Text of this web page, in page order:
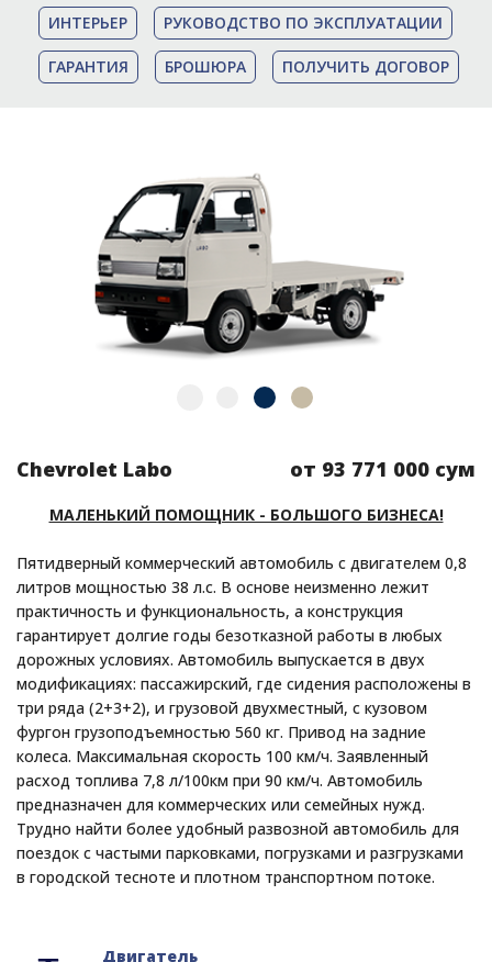
ИНТЕРЬЕР РУКОВОДСТВО ПО ЭКСПЛУАТАЦИИ
ГАРАНТИЯ БРОШЮРА ПОЛУЧИТЬ ДОГОВОР
Chevrolet Labo от 93 771 000 сум
МАЛЕНЬКИЙ ПОМОЩНИК - БОЛЬШОГО БИЗНЕСА!
Пятидверный коммерческий автомобиль с двигателем 0,8
литров мощностью 38 л.с. В основе неизменно лежит
практичность и функциональность, а конструкция
гарантирует долгие годы безотказной работы в любых
дорожных условиях. Автомобиль выпускается в двух
модификациях: пассажирский, где сидения расположены в
три ряда (2+3+2), и грузовой двухместный, с кузовом
фургон грузоподъемностью 560 кг. Привод на задние
колеса. Максимальная скорость 100 км/ч. Заявленный
расход топлива 7,8 л/100км при 90 км/ч. Автомобиль
предназначен для коммерческих или семейных нужд.
Трудно найти более удобный развозной автомобиль для
поездок с частыми парковками, погрузками и разгрузками
в городской тесноте и плотном транспортном потоке.
Двигатель